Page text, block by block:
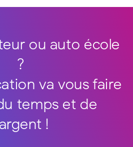
ou auto école
?
va vous faire
temps et de
!